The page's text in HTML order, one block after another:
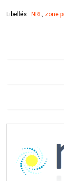
Libellés : NRL, zone